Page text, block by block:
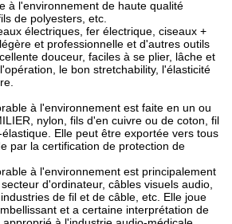
à l'environnement de haute qualité
de polyesters, etc.
électriques, fer électrique, ciseaux +
et professionnelle et d'autres outils
douceur, faciles à se plier, lâche et
le bon stretchability, l'élasticité
à l'environnement est faite en un ou
nylon, fils d'en cuivre ou de coton, fil
Elle peut être exportée vers tous
par la certification de protection de
à l'environnement est principalement
d'ordinateur, câbles visuels audio,
de fil et de câble, etc. Elle joue
et a certaine interprétation de